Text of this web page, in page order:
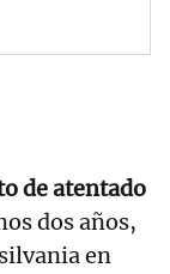
de atentado
dos años,
en